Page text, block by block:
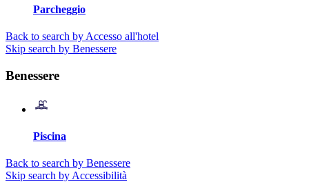
Parcheggio
Back to search by Accesso all'hotel
Skip search by Benessere
Benessere
Piscina
Back to search by Benessere
Skip search by Accessibilità